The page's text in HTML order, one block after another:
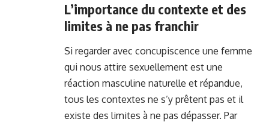
L’importance du contexte et des
limites à ne pas franchir
Si regarder avec concupiscence une femme
qui nous attire sexuellement est une
réaction masculine naturelle et répandue,
tous les contextes ne s’y prêtent pas et il
existe des limites à ne pas dépasser. Par